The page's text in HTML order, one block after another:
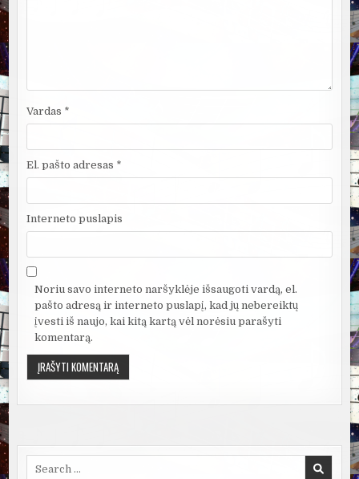
Vardas *
El. pašto adresas *
Interneto puslapis
Noriu savo interneto naršyklėje išsaugoti vardą, el.
pašto adresą ir interneto puslapį, kad jų nebereiktų
įvesti iš naujo, kai kitą kartą vėl norėsiu parašyti
komentarą.